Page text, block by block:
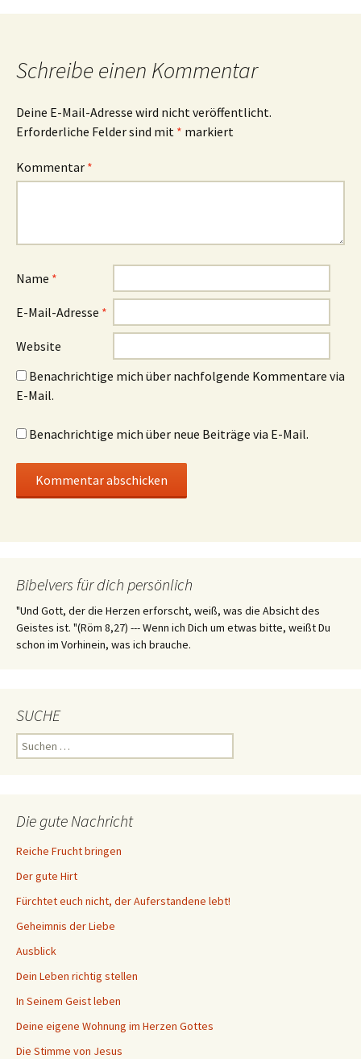
Schreibe einen Kommentar
Deine E-Mail-Adresse wird nicht veröffentlicht.
Erforderliche Felder sind mit * markiert
Kommentar *
Name *
E-Mail-Adresse *
Website
Benachrichtige mich über nachfolgende Kommentare via
E-Mail.
Benachrichtige mich über neue Beiträge via E-Mail.
Bibelvers für dich persönlich
"Und Gott, der die Herzen erforscht, weiß, was die Absicht des
Geistes ist. "(Röm 8,27) --- Wenn ich Dich um etwas bitte, weißt Du
schon im Vorhinein, was ich brauche.
SUCHE
Suchen
nach:
Die gute Nachricht
Reiche Frucht bringen
Der gute Hirt
Fürchtet euch nicht, der Auferstandene lebt!
Geheimnis der Liebe
Ausblick
Dein Leben richtig stellen
In Seinem Geist leben
Deine eigene Wohnung im Herzen Gottes
Die Stimme von Jesus